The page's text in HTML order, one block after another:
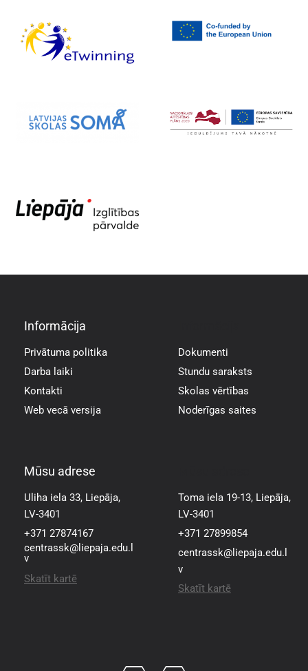
Informācija
Privātuma politika
Darba laiki
Kontakti
Web vecā versija
Dokumenti
Stundu saraksts
Skolas vērtības
Noderīgas saites
Mūsu adrese
Uliha iela 33, Liepāja,
LV-3401
+371 27874167
centrassk@liepaja.edu.l
v
Skatīt kartē
Toma iela 19-13, Liepāja,
LV-3401
+371 27899854
centrassk@liepaja.edu.l
v
Skatīt kartē